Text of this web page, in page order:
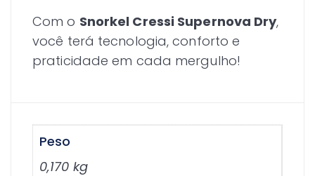
Com o Snorkel Cressi Supernova Dry,
você terá tecnologia, conforto e
praticidade em cada mergulho!
Peso
0,170 kg